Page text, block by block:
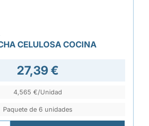
CELULOSA COCINA
27,39 €
4,565 €/Unidad
Paquete de 6 unidades